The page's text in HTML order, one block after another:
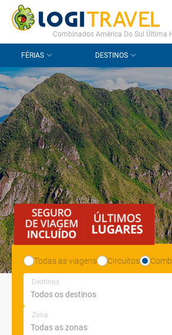
CONTACTO PERGUNTAS FREQUENTES
Combinados América Do Sul Última
FÉRIAS DESTINOS
Todas as viagens Circuitos
Destinos
Zona